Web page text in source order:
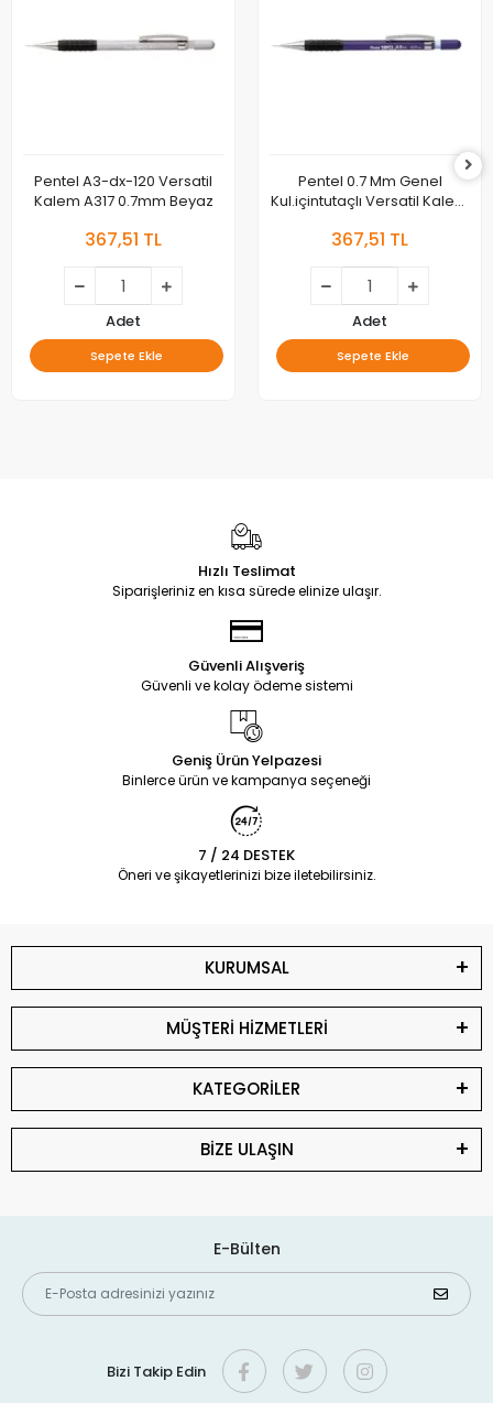
Pentel A3-dx-120 Versatil
Kalem A317 0.7mm Beyaz
367,51 TL
Adet
Sepete Ekle
Pentel 0.7 Mm Genel
Kul.içintutaçlı Versatil Kalem
367,51 TL
Adet
Sepete Ekle
Hızlı Teslimat
Siparişleriniz en kısa sürede elinize ulaşır.
Güvenli Alışveriş
Güvenli ve kolay ödeme sistemi
Geniş Ürün Yelpazesi
Binlerce ürün ve kampanya seçeneği
7 / 24 DESTEK
Öneri ve şikayetlerinizi bize iletebilirsiniz.
KURUMSAL
MÜŞTERİ HİZMETLERİ
KATEGORİLER
BİZE ULAŞIN
E-Bülten
Bizi Takip Edin